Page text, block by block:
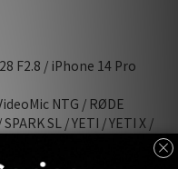
F2.8 / iPhone 14 Pro
NTG / RØDE
SL / YETI / YETI X /